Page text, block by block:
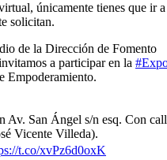
únicamente tienes que ir a
solicitan.
de la Dirección de Fomento
a participar en la
Empoderamiento.
Av. San Ángel s/n esq. Con
Vicente Villeda).
t.co/xvPz6d0oxK